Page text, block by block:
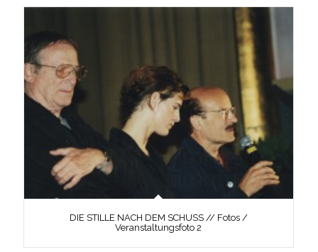
DIE STILLE NACH DEM SCHUSS // Fotos /
Veranstaltungsfoto 2